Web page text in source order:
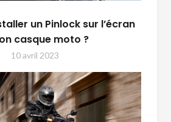
un Pinlock sur l’écran
casque moto ?
10 avril 2023